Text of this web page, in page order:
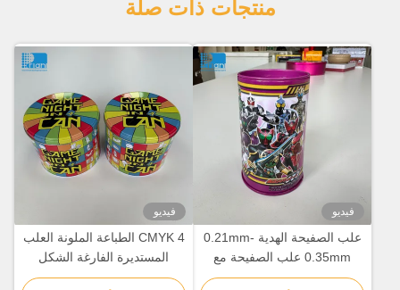
منتجات ذات صلة
فيديو
علب الصفيحة الهدية 0.21mm-
0.35mm علب الصفيحة مع
الغطاء
فيديو
CMYK 4 الطباعة الملونة العلب
المستديرة الفارغة الشكل
المخصص حاوية البسكويت